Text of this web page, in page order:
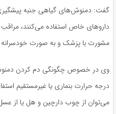
گفت: دمنوش‌های گیاهی جنبە پیشگیری
داروهای خاص استفادە می‌کنند،
مشورت با پزشک و بە صورت
وی در خصوص چگونگی دم کردن دمنوش
درجە حرارت بنماری یا غیرمستقیم
می‌توان از چوب دارچین و هل یا از